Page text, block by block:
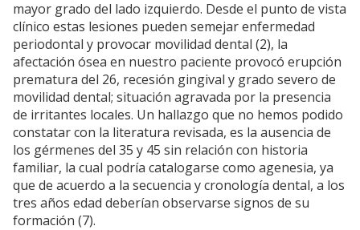
mayor grado del lado izquierdo. Desde el punto de vista
clínico estas lesiones pueden semejar enfermedad
periodontal y provocar movilidad dental (2), la
afectación ósea en nuestro paciente provocó erupción
prematura del 26, recesión gingival y grado severo de
movilidad dental; situación agravada por la presencia
de irritantes locales. Un hallazgo que no hemos podido
constatar con la literatura revisada, es la ausencia de
los gérmenes del 35 y 45 sin relación con historia
familiar, la cual podría catalogarse como agenesia, ya
que de acuerdo a la secuencia y cronología dental, a los
tres años edad deberían observarse signos de su
formación (7).